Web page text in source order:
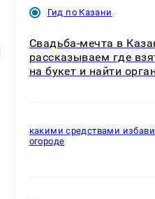
Гид по Казани
Свадьба-мечта в
рассказываем где
на букет и найти
какими средствами
огороде